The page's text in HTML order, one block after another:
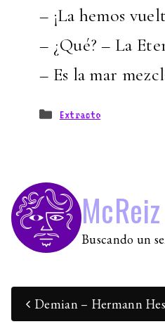
– ¡La hemos
– ¿Qué? – La
– Es la mar
Categorías
Extracto
McReiz
Buscando un
Demian – Hermann